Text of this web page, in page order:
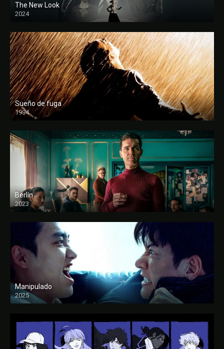
The New Look
2024
Sueño de fuga
1994
FULL HD
Berlín
2023
Manipulado
2025